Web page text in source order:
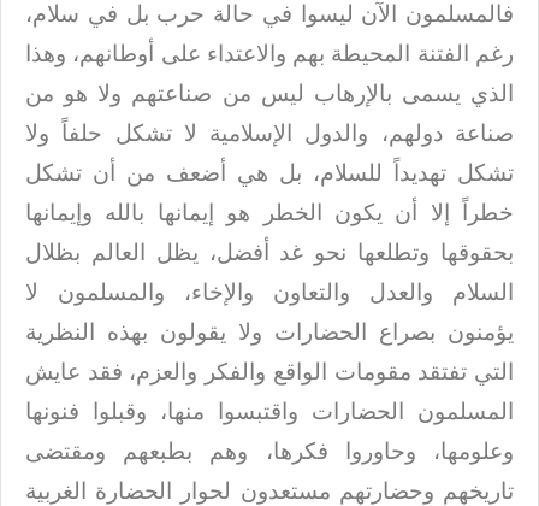
فالمسلمون الآن ليسوا في حالة حرب بل في سلام،
رغم الفتنة
المحيطة بهم والاعتداء على أوطانهم، وهذا
الذي يسمى بالإرهاب ليس من صناعتهم ولا هو من
صناعة دولهم، والدول الإسلامية لا تشكل حلفاً ولا
تشكل تهديداً للسلام، بل هي
أضعف من أن تشكل
خطراً إلا أن يكون الخطر هو إيمانها بالله وإيمانها
بحقوقها وتطلعها نحو غد أفضل، يظل العالم بظلال
السلام والعدل والتعاون والإخاء، والمسلمون
لا
يؤمنون بصراع الحضارات ولا يقولون بهذه النظرية
التي تفتقد مقومات الواقع والفكر
والعزم، فقد عايش
المسلمون الحضارات واقتبسوا منها، وقبلوا فنونها
وعلومها، وحاوروا
فكرها، وهم بطبعهم ومقتضى
تاريخهم وحضارتهم مستعدون لحوار الحضارة الغربية